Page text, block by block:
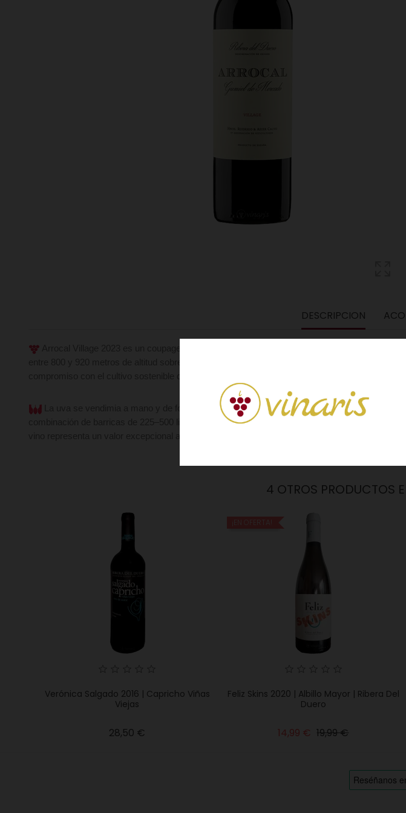
DESCRIPCION
entre 800 y 920 metros de altitud sobre suelos aluviales de arena, arcilla y cantos rodados
La uva se vendimia a mano y de forma temprana para preservar la frescura,
combinación de barricas de 225–500 litros y foudres de 50 hectolitros, alcanzando un 13,5%
vino representa un valor excepcional a su precio, ofreciendo una expresión equilibrada, jugosa
4 OTROS PRODUCTOS
Verónica Salgado 2016 | Capricho Viñas
Viejas
28,50 €
Feliz Skins 2020 | Albillo Mayor | Ribera Del
Duero
14,99 € Precio
19,99 €Precio